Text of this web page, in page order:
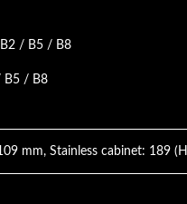
/ B5 / B8
B5 / B8
mm, Stainless cabinet: 189